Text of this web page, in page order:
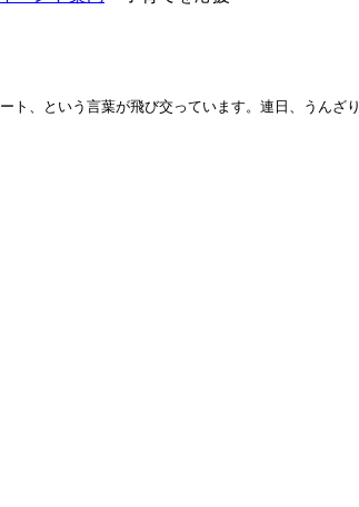
ト、という言葉が飛び交っています。連日、うんざり